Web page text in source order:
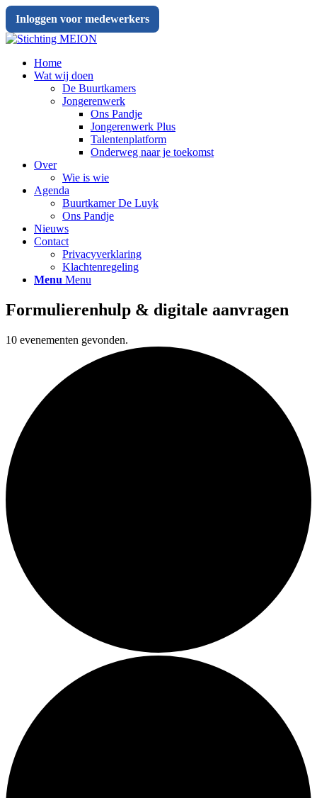
Inloggen voor medewerkers
Home
Wat wij doen
De Buurtkamers
Jongerenwerk
Ons Pandje
Jongerenwerk Plus
Talentenplatform
Onderweg naar je toekomst
Over
Wie is wie
Agenda
Buurtkamer De Luyk
Ons Pandje
Nieuws
Contact
Privacyverklaring
Klachtenregeling
Menu Menu
Formulierenhulp & digitale aanvragen
10 evenementen gevonden.